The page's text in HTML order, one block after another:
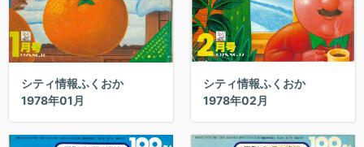
シティ情報ふくおか
1978年01月
シティ情報ふくおか
1978年02月